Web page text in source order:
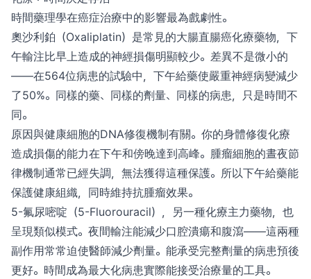
時間藥理學在癌症治療中的影響最為戲劇性。
奧沙利鉑（Oxaliplatin）是常見的大腸直腸癌化療藥物，下
午輸注比早上造成的神經損傷明顯較少。差異不是微小的
——在564位病患的試驗中，下午給藥使嚴重神經病變減少
了50%。同樣的藥、同樣的劑量、同樣的病患，只是時間不
同。
原因與健康細胞的DNA修復機制有關。你的身體修復化療
造成損傷的能力在下午和傍晚達到高峰。腫瘤細胞的晝夜節
律機制通常已經失調，無法獲得這種保護。所以下午給藥能
保護健康組織，同時維持抗腫瘤效果。
5-氟尿嘧啶（5-Fluorouracil），另一種化療主力藥物，也
呈現類似模式。夜間輸注能減少口腔潰瘍和腹瀉——這兩種
副作用常常迫使醫師減少劑量。能承受完整劑量的病患預後
更好。時間成為最大化病患實際能接受治療量的工具。